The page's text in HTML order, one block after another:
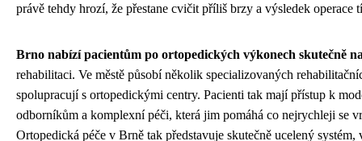
právě tehdy hrozí, že přestane cvičit příliš brzy a výsledek operace
Brno nabízí pacientům po ortopedických výkonech skutečně
rehabilitaci. Ve městě působí několik specializovaných
spolupracují s ortopedickými centry. Pacienti tak mají přístup k
odborníkům a komplexní péči, která jim pomáhá co nejrychleji se
Ortopedická péče v Brně tak představuje skutečně ucelený systém,